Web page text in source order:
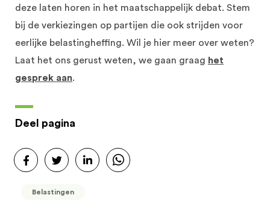
deze laten horen in het maatschappelijk debat. Stem
bij de verkiezingen op partijen die ook strijden voor
eerlijke belastingheffing. Wil je hier meer over weten?
Laat het ons gerust weten, we gaan graag het
gesprek aan.
Deel pagina
Belastingen